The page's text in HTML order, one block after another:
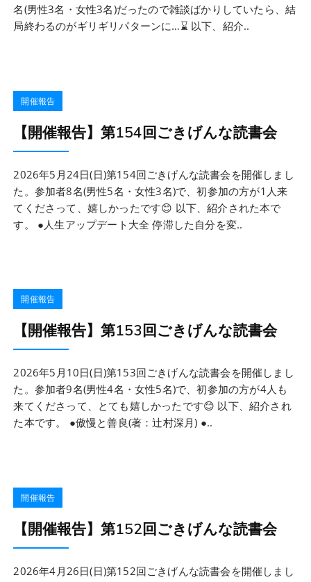
名(男性3名・女性3名)だったので雑談ばかりしていたら、結
局終わるのがギリギリパターンに…⌛ 以下、紹介..
開催報告
【開催報告】第154回ごきげんな読書会
2026年5月24日(日)第154回ごきげんな読書会を開催しまし
た。参加者8名(男性5名・女性3名)で、初参加の方が1人来
てくださって、嬉しかったです😊 以下、紹介された本で
す。 ●人生アップデート大全 停滞した自分を変..
開催報告
【開催報告】第153回ごきげんな読書会
2026年5月10日(日)第153回ごきげんな読書会を開催しまし
た。参加者9名(男性4名・女性5名)で、初参加の方が4人も
来てくださって、とても嬉しかったです😊 以下、紹介され
た本です。 ●傲慢と善良(著：辻村深月) ●..
開催報告
【開催報告】第152回ごきげんな読書会
2026年4月26日(日)第152回ごきげんな読書会を開催しまし